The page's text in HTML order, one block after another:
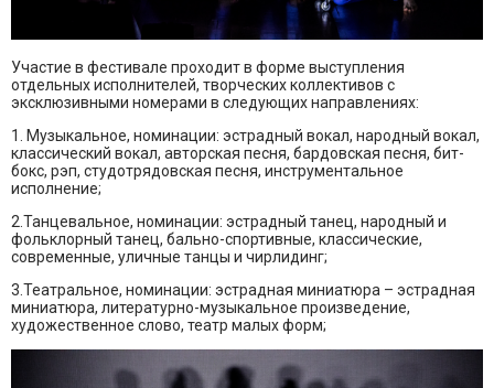
Участие в фестивале проходит в форме выступления
отдельных исполнителей, творческих коллективов с
эксклюзивными номерами в следующих направлениях:
1. Музыкальное, номинации: эстрадный вокал, народный вокал,
классический вокал, авторская песня, бардовская песня, бит-
бокс, рэп, студотрядовская песня, инструментальное
исполнение;
2.Танцевальное, номинации: эстрадный танец, народный и
фольклорный танец, бально-спортивные, классические,
современные, уличные танцы и чирлидинг;
3.Театральное, номинации: эстрадная миниатюра – эстрадная
миниатюра, литературно-музыкальное произведение,
художественное слово, театр малых форм;